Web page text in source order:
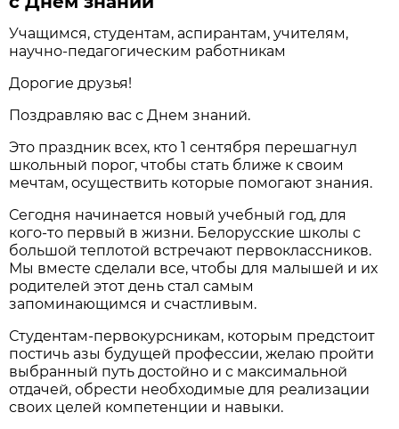
Учащимся, студентам, аспирантам, учителям,
научно-педагогическим работникам
Дорогие друзья!
Поздравляю вас с Днем знаний.
Это праздник всех, кто 1 сентября перешагнул
школьный порог, чтобы стать ближе к своим
мечтам, осуществить которые помогают знания.
Сегодня начинается новый учебный год, для
кого-то первый в жизни. Белорусские школы с
большой теплотой встречают первоклассников.
Мы вместе сделали все, чтобы для малышей и их
родителей этот день стал самым
запоминающимся и счастливым.
Студентам-первокурсникам, которым предстоит
постичь азы будущей профессии, желаю пройти
выбранный путь достойно и с максимальной
отдачей, обрести необходимые для реализации
своих целей компетенции и навыки.